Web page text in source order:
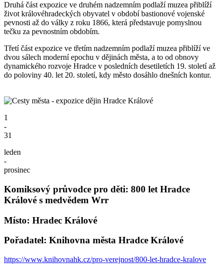
Druhá část expozice ve druhém nadzemním podlaží muzea přiblíží
život královéhradeckých obyvatel v období bastionové vojenské
pevnosti až do války z roku 1866, která představuje pomyslnou
tečku za pevnostním obdobím.
Třetí část expozice ve třetím nadzemním podlaží muzea přiblíží ve
dvou sálech moderní epochu v dějinách města, a to od obnovy
dynamického rozvoje Hradce v posledních desetiletích 19. století až
do poloviny 40. let 20. století, kdy město dosáhlo dnešních kontur.
1
-
31
leden
-
prosinec
Komiksový průvodce pro děti: 800 let Hradce
Králové s medvědem Wrr
Místo: Hradec Králové
Pořadatel: Knihovna města Hradce Králové
https://www.knihovnahk.cz/pro-verejnost/800-let-hradce-kralove